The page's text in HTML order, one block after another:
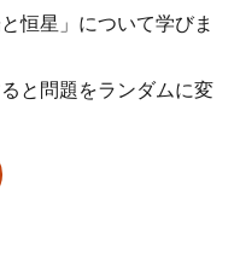
恒星」について学びま
と問題をランダムに変